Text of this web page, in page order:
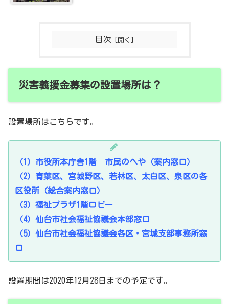
目次
災害義援金募集の設置場所は？
設置場所はこちらです。
（1）市役所本庁舎1階 市民のへや（案内窓口）
（2）青葉区、宮城野区、若林区、太白区、泉区の各
区役所（総合案内窓口）
（3）福祉プラザ1階ロビー
（4）仙台市社会福祉協議会本部窓口
（5）仙台市社会福祉協議会各区・宮城支部事務所窓
口
設置期間は2020年12月28日までの予定です。